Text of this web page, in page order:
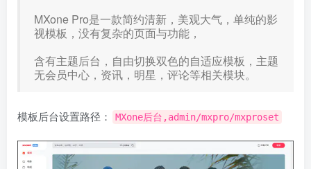
MXone Pro是一款简约清新，美观大气，单纯的影
视模板，没有复杂的页面与功能，
含有主题后台，自由切换双色的自适应模板，主题
无会员中心，资讯，明星，评论等相关模块。
模板后台设置路径： MXone后台,admin/mxpro/mxproset